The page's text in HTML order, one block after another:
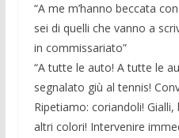
“A me m’hanno beccata
sei di quelli che vanno a
in commissariato”
“A tutte le auto! A tutte le
segnalato giù al tennis!
Ripetiamo: coriandoli!
altri colori! Intervenire